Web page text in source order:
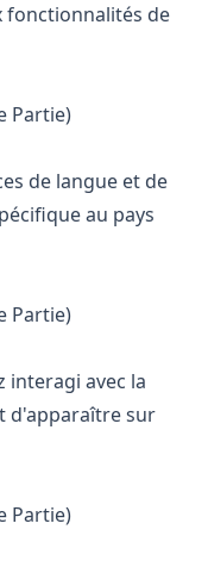
fonctionnalités de
Partie)
de langue et de
au pays
Partie)
interagi avec la
d'apparaître sur
Partie)